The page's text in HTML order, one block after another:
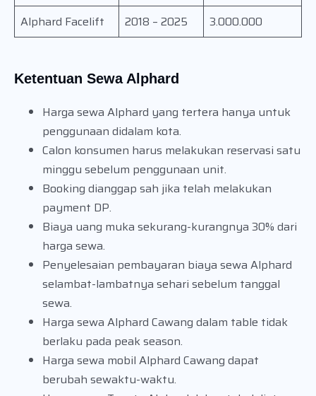
Alphard Facelift 2018 – 2025 3.000.000
Ketentuan Sewa Alphard
Harga sewa Alphard yang tertera hanya untuk
penggunaan didalam kota.
Calon konsumen harus melakukan reservasi satu
minggu sebelum penggunaan unit.
Booking dianggap sah jika telah melakukan
payment DP.
Biaya uang muka sekurang-kurangnya 30% dari
harga sewa.
Penyelesaian pembayaran biaya sewa Alphard
selambat-lambatnya sehari sebelum tanggal
sewa.
Harga sewa Alphard Cawang dalam table tidak
berlaku pada peak season.
Harga sewa mobil Alphard Cawang dapat
berubah sewaktu-waktu.